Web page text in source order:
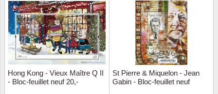
Hong Kong - Vieux Maître Q II
- Bloc-feuillet neuf 20,-
St Pierre & Miquelon - Jean
Gabin - Bloc-feuillet neuf